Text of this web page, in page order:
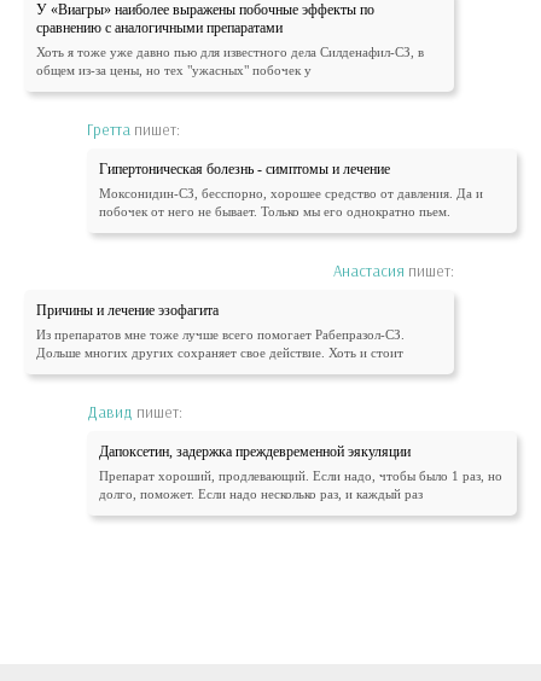
У «Виагры» наиболее выражены побочные эффекты по
сравнению с аналогичными препаратами
Хоть я тоже уже давно пью для известного дела Силденафил-СЗ, в
общем из-за цены, но тех "ужасных" побочек у
Гретта пишет:
Гипертоническая болезнь - симптомы и лечение
Моксонидин-СЗ, бесспорно, хорошее средство от давления. Да и
побочек от него не бывает. Только мы его однократно пьем.
Анастасия пишет:
Причины и лечение эзофагита
Из препаратов мне тоже лучше всего помогает Рабепразол-СЗ.
Дольше многих других сохраняет свое действие. Хоть и стоит
Давид пишет:
Дапоксетин, задержка преждевременной эякуляции
Препарат хороший, продлевающий. Если надо, чтобы было 1 раз, но
долго, поможет. Если надо несколько раз, и каждый раз